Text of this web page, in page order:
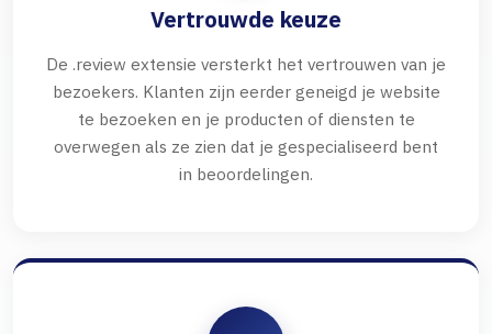
Vertrouwde keuze
De .review extensie versterkt het vertrouwen van je
bezoekers. Klanten zijn eerder geneigd je website
te bezoeken en je producten of diensten te
overwegen als ze zien dat je gespecialiseerd bent
in beoordelingen.